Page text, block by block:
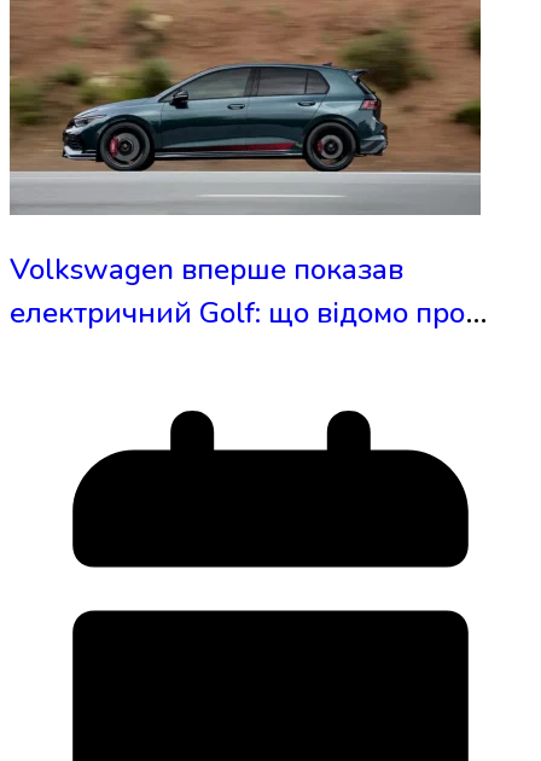
Volkswagen вперше показав
електричний Golf: що відомо про